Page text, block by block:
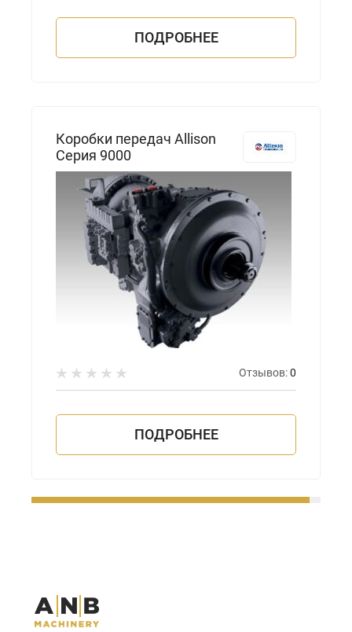
ПОДРОБНЕЕ
Коробки передач Allison
Серия 9000
Отзывов:0
ПОДРОБНЕЕ